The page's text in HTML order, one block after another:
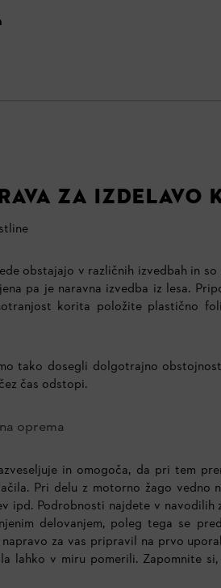
ZA IZDELAVO
obstajajo v različnih izvedbah in
pa je naravna izvedba iz lesa.
korita položite plastično
tako dosegli dolgotrajno
čas odstopi.
oprema
in omogoča, da pri tem
Pri delu z motorno žago vedno
ipd. Podrobnosti najdete v
delovanjem, poleg tega se
za vas pripravil na prvo
lahko v miru pomerili. Zapomnite